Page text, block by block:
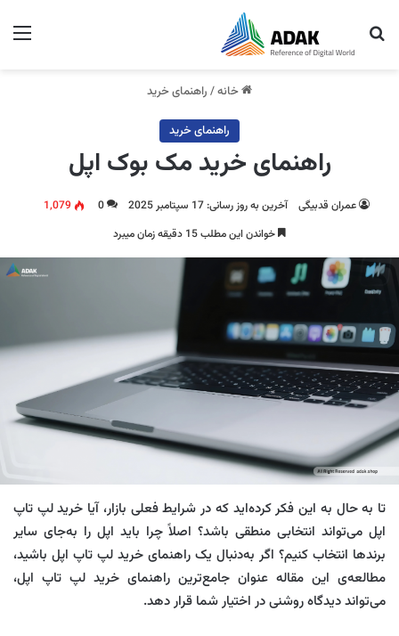
جستجو برای
خانه/ راهنمای خرید
راهنمای خرید
راهنمای خرید مک بوک اپل
عمران قدبیگی آخرین به روز رسانی: 17 سپتامبر 2025 0
1,079
خواندن این مطلب 15 دقیقه زمان میبرد
تا به حال به این فکر کرده‌اید که در شرایط فعلی بازار، آیا خرید لپ‌ تاپ
اپل می‌تواند انتخابی منطقی باشد؟ اصلاً چرا باید اپل را به‌جای سایر
برندها انتخاب کنیم؟ اگر به‌دنبال یک راهنمای خرید لپ تاپ اپل باشید،
مطالعه‌ی این مقاله عنوان جامع‌ترین راهنمای خرید لپ‌ تاپ اپل،
می‌تواند دیدگاه روشنی در اختیار شما قرار دهد.